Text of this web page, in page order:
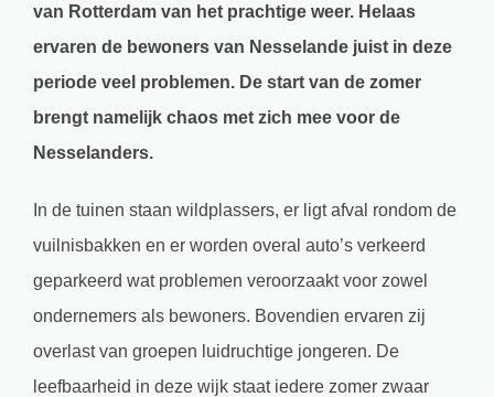
van Rotterdam van het prachtige weer. Helaas
ervaren de bewoners van Nesselande juist in deze
periode veel problemen. De start van de zomer
brengt namelijk chaos met zich mee voor de
Nesselanders.
In de tuinen staan wildplassers, er ligt afval rondom de
vuilnisbakken en er worden overal auto’s verkeerd
geparkeerd wat problemen veroorzaakt voor zowel
ondernemers als bewoners. Bovendien ervaren zij
overlast van groepen luidruchtige jongeren. De
leefbaarheid in deze wijk staat iedere zomer zwaar